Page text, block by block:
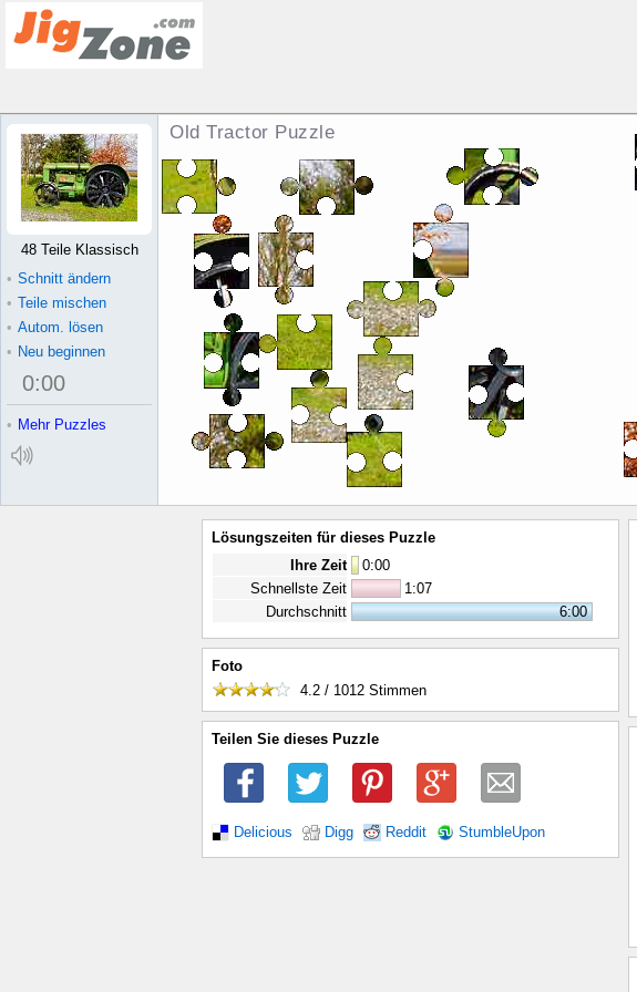
Old Tractor Puzzle
48 Teile Klassisch
• Schnitt ändern
• Teile mischen
• Autom. lösen
• Neu beginnen
0:00
• Mehr Puzzles
Lösungszeiten für dieses Puzzle
Ihre Zeit
0:00
Schnellste Zeit
1:07
Durchschnitt
6:00
Foto
4.2 / 1012 Stimmen
Teilen Sie dieses Puzzle
Delicious Digg Reddit StumbleUpon